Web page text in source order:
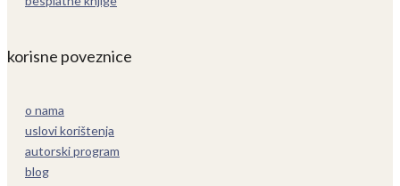
korisne poveznice
o nama
uslovi korištenja
autorski program
blog